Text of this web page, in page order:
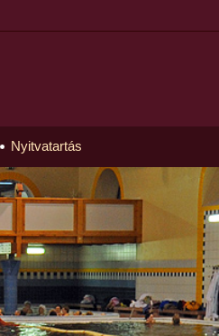
Nyitvatartás